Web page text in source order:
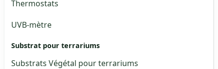
Thermostats
UVB-mètre
Substrat pour terrariums
Substrats Végétal pour terrariums